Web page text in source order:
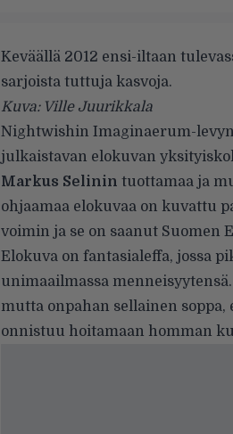
Keväällä 2012 ensi-iltaan
sarjoista tuttuja kasvoja.
Kuva: Ville Juurikkala
Nightwishin Imaginaerum-
julkaistavan elokuvan
Markus Selinin tuottamaa ja
ohjaamaa elokuvaa on kuvattu
voimin ja se on saanut Suomen
Elokuva on fantasialeffa, jossa
unimaailmassa
mutta onpahan sellainen
onnistuu hoitamaan homman